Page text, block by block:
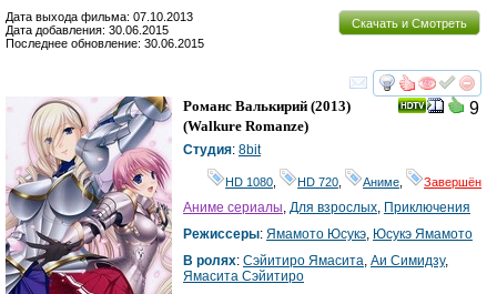
Скачать и Смотреть
Дата выхода фильма: 07.10.2013
Дата добавления: 30.06.2015
Последнее обновление: 30.06.2015
смотреть
9
Романс Валькирий (2013)
(Walkure Romanze)
Студия: 8bit
HD 1080, HD 720, Аниме, Завершён
Аниме сериалы, Для взрослых, Приключения
Режиссеры: Ямамото Юсукэ, Юсукэ Ямамото
В ролях: Сэйитиро Ямасита, Аи Симидзу,
Ямасита Сэйитиро